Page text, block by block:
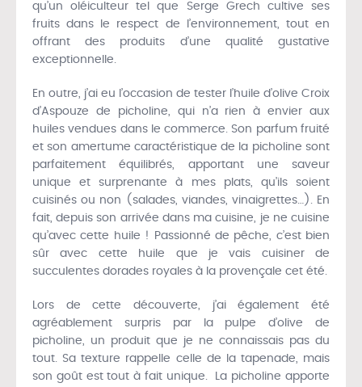
qu’un oléiculteur tel que Serge Grech cultive ses
fruits dans le respect de l’environnement, tout en
offrant des produits d’une qualité gustative
exceptionnelle.
En outre, j’ai eu l’occasion de tester l’huile d’olive Croix
d’Aspouze de picholine, qui n’a rien à envier aux
huiles vendues dans le commerce. Son parfum fruité
et son amertume caractéristique de la picholine sont
parfaitement équilibrés, apportant une saveur
unique et surprenante à mes plats, qu’ils soient
cuisinés ou non (salades, viandes, vinaigrettes…). En
fait, depuis son arrivée dans ma cuisine, je ne cuisine
qu’avec cette huile ! Passionné de pêche, c’est bien
sûr avec cette huile que je vais cuisiner de
succulentes dorades royales à la provençale cet été.
Lors de cette découverte, j’ai également été
agréablement surpris par la pulpe d’olive de
picholine, un produit que je ne connaissais pas du
tout. Sa texture rappelle celle de la tapenade, mais
son goût est tout à fait unique. La picholine apporte